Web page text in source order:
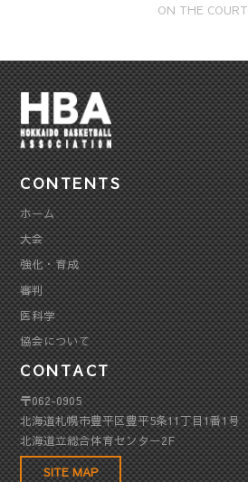
ON THE COURT
CONTENTS
ホーム
大会
強化・育成
審判
医科学
協会について
CONTACT
〒062-0905
北海道札幌市豊平区豊平5条11丁目1番1号
北海道立総合体育センター2F
SITE MAP